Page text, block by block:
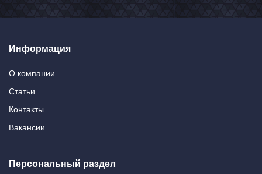
Информация
О компании
Статьи
Контакты
Вакансии
Персональный раздел